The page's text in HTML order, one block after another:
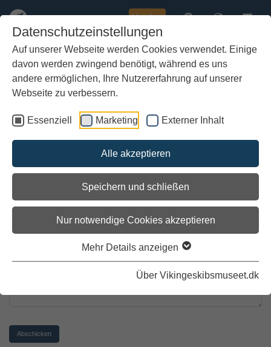
Datenschutzeinstellungen
Auf unserer Webseite werden Cookies verwendet. Einige
davon werden zwingend benötigt, während es uns
andere ermöglichen, Ihre Nutzererfahrung auf unserer
Webseite zu verbessern.
Essenziell Marketing Externer Inhalt
Alle akzeptieren
Speichern und schließen
Nur notwendige Cookies akzeptieren
Mehr Details anzeigen
Über Vikingeskibsmuseet.dk
Zum
Hauptinhalt
springen
Kaufen
Kontakt zum
Wikingerschiffsmuseum
E-mail*
Abschicken